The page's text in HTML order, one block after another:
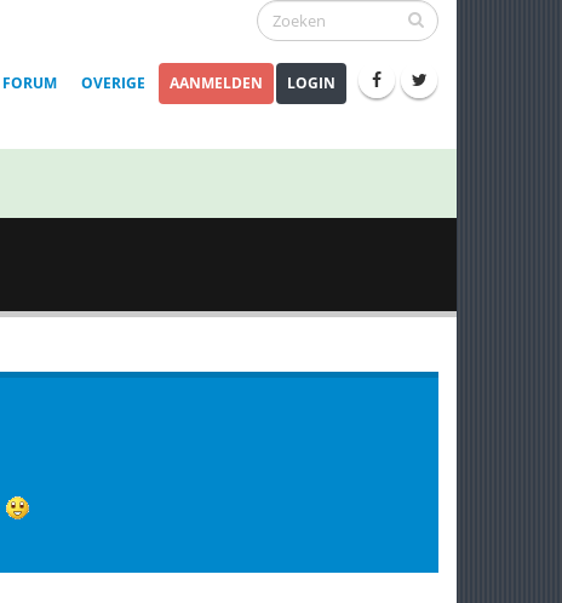
FORUM OVERIGE AANMELDEN LOGIN